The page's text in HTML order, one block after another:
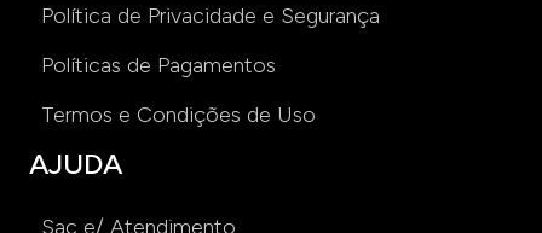
Política de Privacidade e Segurança
Políticas de Pagamentos
Termos e Condições de Uso
AJUDA
Sac e/ Atendimento